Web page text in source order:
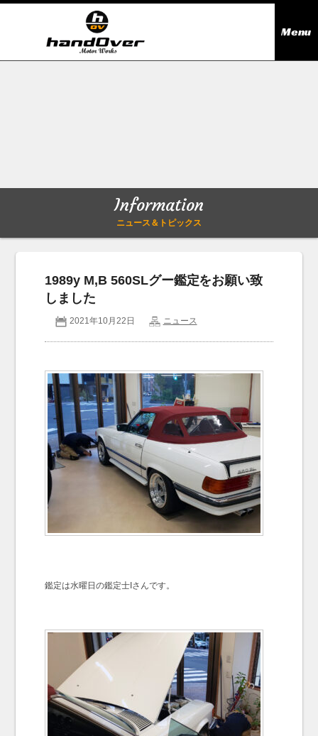
Menu
Company outline
会社概要
アクセス
お問い合わせ
Information
ニュース＆トピックス
1989y M,B 560SLグー鑑定をお願い致
しました
2021年10月22日 ニュース
鑑定は水曜日の鑑定士Iさんです。